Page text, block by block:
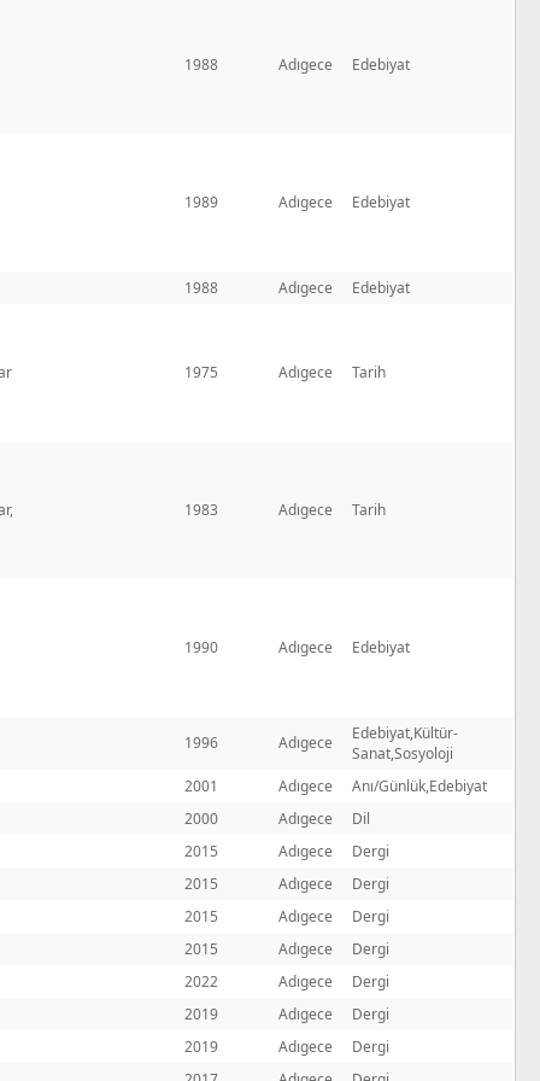
1988 Adıgece Edebiyat
1989 Adıgece Edebiyat
1988 Adıgece Edebiyat
1975 Adıgece Tarih
1983 Adıgece Tarih
1990 Adıgece Edebiyat
1996 Adıgece
Edebiyat,Kültür-
Sanat,Sosyoloji
2001
Adıgece
Anı/Günlük,Edebiyat
2000
Adıgece
Dil
2015
Adıgece
Dergi
2015
Adıgece
Dergi
2015
Adıgece
Dergi
2015
Adıgece
Dergi
2022
Adıgece
Dergi
2019
Adıgece
Dergi
2019
Adıgece
Dergi